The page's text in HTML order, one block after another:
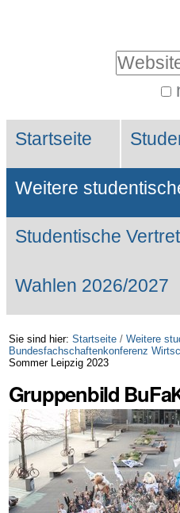
Website
Suche…
Sektionen
Startseite
Weitere
Studentische
Wahlen 2026/2027
Sie sind hier: Startseite / Weitere
Bundesfachschaftenkonferenz
Sommer Leipzig 2023
Gruppenbild